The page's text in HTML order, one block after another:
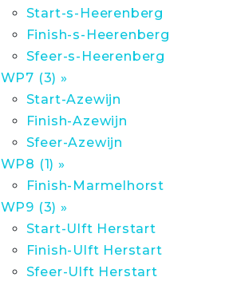
Start-s-Heerenberg
Finish-s-Heerenberg
Sfeer-s-Heerenberg
WP7 (3) »
Start-Azewijn
Finish-Azewijn
Sfeer-Azewijn
WP8 (1) »
Finish-Marmelhorst
WP9 (3) »
Start-Ulft Herstart
Finish-Ulft Herstart
Sfeer-Ulft Herstart